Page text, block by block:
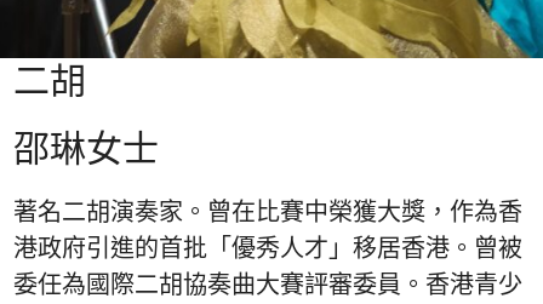
二胡
邵琳女士
著名二胡演奏家。曾在比賽中榮獲大獎，作為香
港政府引進的首批「優秀人才」移居香港。曾被
委任為國際二胡協奏曲大賽評審委員。香港青少